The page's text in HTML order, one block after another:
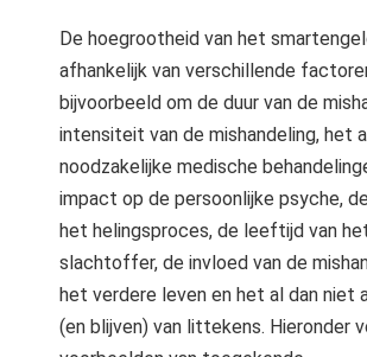
De hoegrootheid van het
afhankelijk van verschillende
bijvoorbeeld om de duur van de
intensiteit van de mishandeling, het
noodzakelijke medische
impact op de persoonlijke psyche,
het helingsproces, de leeftijd van
slachtoffer, de invloed van de
het verdere leven en het al dan niet
(en blijven) van littekens. Hieronder